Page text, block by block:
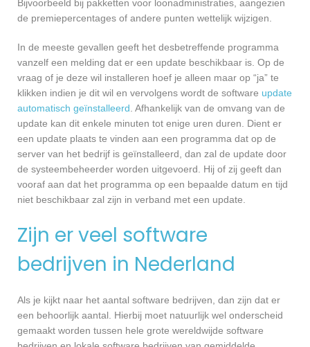
Bijvoorbeeld bij pakketten voor loonadministraties, aangezien
de premiepercentages of andere punten wettelijk wijzigen.
In de meeste gevallen geeft het desbetreffende programma
vanzelf een melding dat er een update beschikbaar is. Op de
vraag of je deze wil installeren hoef je alleen maar op “ja” te
klikken indien je dit wil en vervolgens wordt de software update
automatisch geïnstalleerd. Afhankelijk van de omvang van de
update kan dit enkele minuten tot enige uren duren. Dient er
een update plaats te vinden aan een programma dat op de
server van het bedrijf is geïnstalleerd, dan zal de update door
de systeembeheerder worden uitgevoerd. Hij of zij geeft dan
vooraf aan dat het programma op een bepaalde datum en tijd
niet beschikbaar zal zijn in verband met een update.
Zijn er veel software
bedrijven in Nederland
Als je kijkt naar het aantal software bedrijven, dan zijn dat er
een behoorlijk aantal. Hierbij moet natuurlijk wel onderscheid
gemaakt worden tussen hele grote wereldwijde software